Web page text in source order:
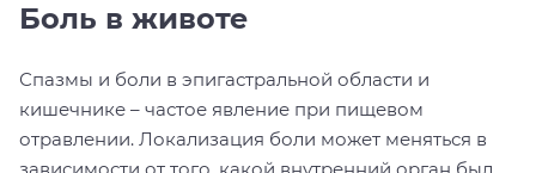
Боль в животе
Спазмы и боли в эпигастральной области и
кишечнике – частое явление при пищевом
отравлении. Локализация боли может меняться в